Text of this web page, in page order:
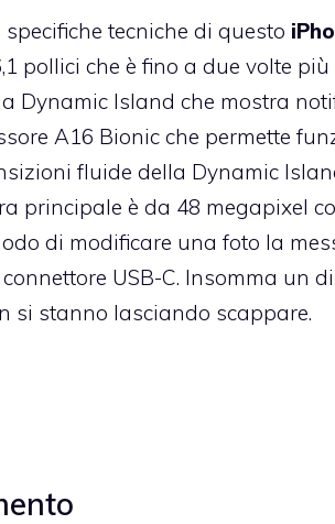
tecniche di questo
pollici che è fino a due volte
Dynamic Island che mostra
A16 Bionic che permette
fluide della Dynamic
principale è da 48 megapixel
di modificare una foto la
connettore USB-C. Insomma
si stanno lasciando scappare.